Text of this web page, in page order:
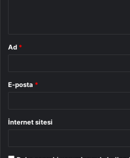
Ad *
E-posta *
İnternet sitesi